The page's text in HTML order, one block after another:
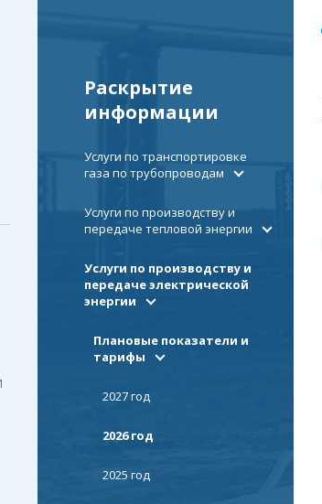
Раскрытие
информации
Услуги по транспортировке
газа по трубопроводам
Услуги по производству и
передаче тепловой энергии
Услуги по производству и
передаче электрической
энергии
Плановые показатели и
тарифы
2027 год
2026 год
2025 год